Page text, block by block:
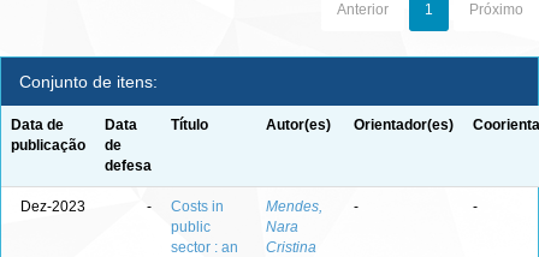
Anterior 1 Próximo
Conjunto de itens:
Data de
publicação
Data
de
defesa
Título Autor(es) Orientador(es)
Dez-2023 -
Costs in
public
sector : an
Mendes,
Nara
Cristina
- -